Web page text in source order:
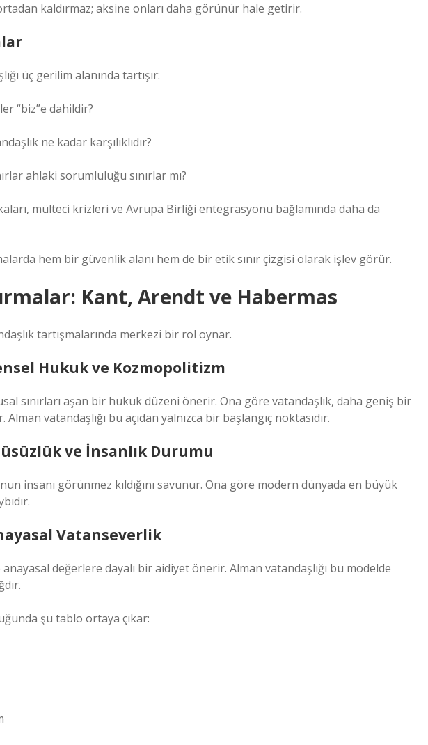
kaldırmaz; aksine onları daha görünür hale getirir.
üç gerilim alanında tartışır:
“biz”e dahildir?
ne kadar karşılıklıdır?
ahlaki sorumluluğu sınırlar mı?
mülteci krizleri ve Avrupa Birliği entegrasyonu bağlamında daha da
hem bir güvenlik alanı hem de bir etik sınır çizgisi olarak işlev görür.
Kant, Arendt ve Habermas
tartışmalarında merkezi bir rol oynar.
Hukuk ve Kozmopolitizm
sınırları aşan bir hukuk düzeni önerir. Ona göre vatandaşlık, daha geniş bir
vatandaşlığı bu açıdan yalnızca bir başlangıç noktasıdır.
ve İnsanlık Durumu
insanı görünmez kıldığını savunur. Ona göre modern dünyada en büyük
Vatanseverlik
değerlere dayalı bir aidiyet önerir. Alman vatandaşlığı bu modelde
şu tablo ortaya çıkar: